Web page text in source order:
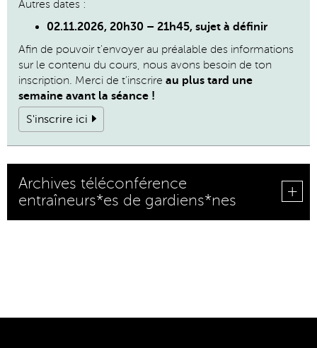
Autres dates :
02.11.2026, 20h30 – 21h45, sujet à définir
Afin de pouvoir t'envoyer au préalable des informations
sur le contenu du cours, nous avons besoin de ton
inscription. Merci de t'inscrire au plus tard une
semaine avant la séance !
S'inscrire ici
Archives téléconférence
entraîneurs*es de gardiens*nes